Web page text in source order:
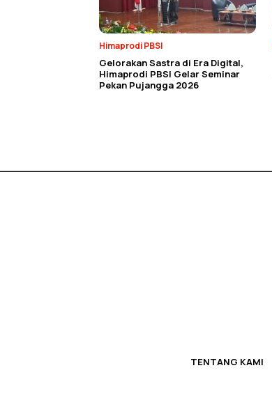
Himaprodi PBSI
Gelorakan Sastra di Era Digital,
Himaprodi PBSI Gelar Seminar
Pekan Pujangga 2026
TENTANG KAMI